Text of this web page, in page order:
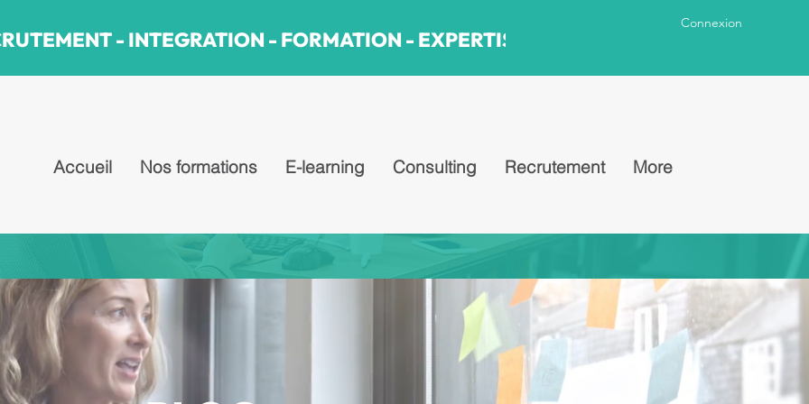
- INTEGRATION - FORMATION - EXPERTISE
Connexion
Accueil Nos formations E-learning Consulting Recrutement More